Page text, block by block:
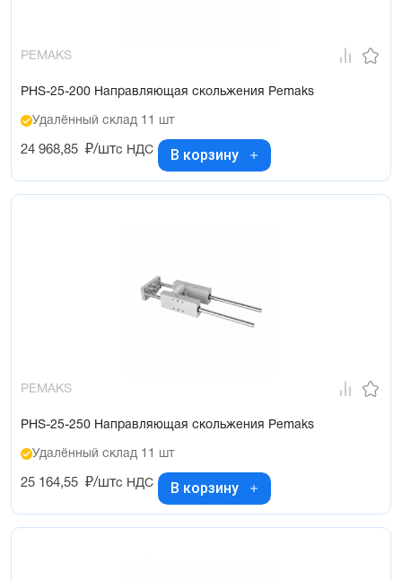
PEMAKS
PHS-25-200 Направляющая скольжения Pemaks
Удалённый склад 11 шт
24 968,85 ₽/штс НДС В корзину
PEMAKS
PHS-25-250 Направляющая скольжения Pemaks
Удалённый склад 11 шт
25 164,55 ₽/штс НДС В корзину